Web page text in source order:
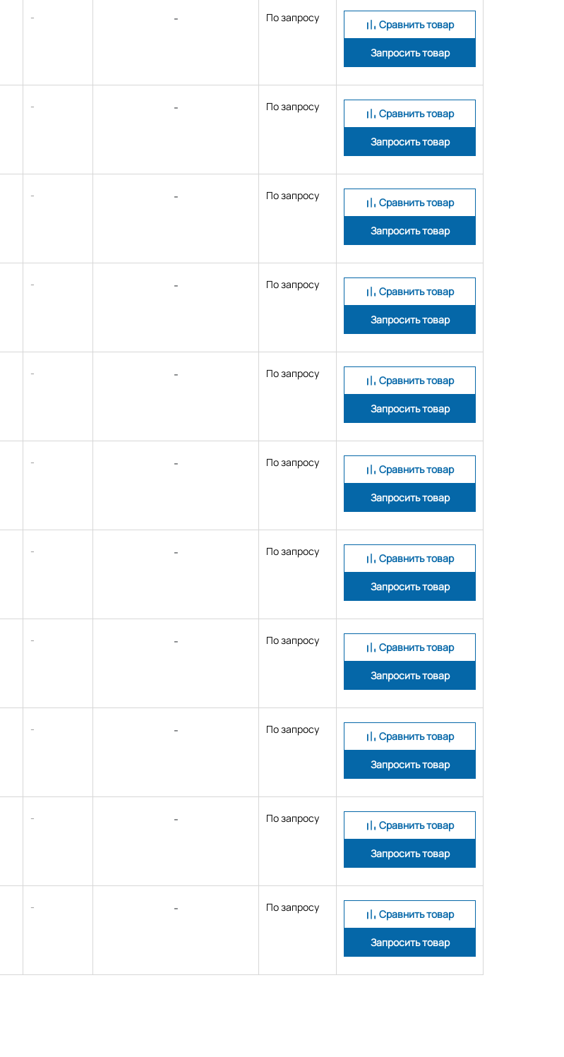
- - По запросу
Сравнить товар
Запросить товар
- - По запросу
Сравнить товар
Запросить товар
- - По запросу
Сравнить товар
Запросить товар
- - По запросу
Сравнить товар
Запросить товар
- - По запросу
Сравнить товар
Запросить товар
- - По запросу
Сравнить товар
Запросить товар
- - По запросу
Сравнить товар
Запросить товар
- - По запросу
Сравнить товар
Запросить товар
- - По запросу
Сравнить товар
Запросить товар
- - По запросу
Сравнить товар
Запросить товар
- - По запросу
Сравнить товар
Запросить товар